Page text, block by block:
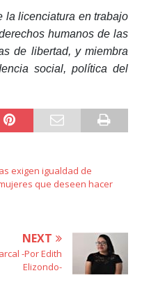
la licenciatura en trabajo
humanos de las
de libertad, y miembra
social, política del
exigen igualdad de
que deseen hacer
NEXT
-Por Edith
Elizondo-